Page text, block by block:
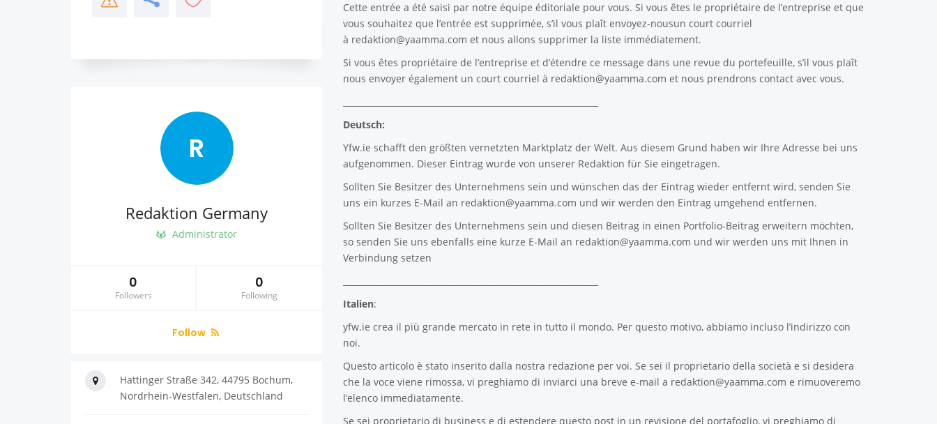
Cette entrée a été saisi par notre équipe éditoriale pour vous. Si vous êtes le propriétaire de l’entreprise et que
vous souhaitez que l’entrée est supprimée, s’il vous plaît envoyez-nousun court courriel
à redaktion@yaamma.com et nous allons supprimer la liste immédiatement.
Si vous êtes propriétaire de l’entreprise et d’étendre ce message dans une revue du portefeuille, s’il vous plaît
nous envoyer également un court courriel à redaktion@yaamma.com et nous prendrons contact avec vous.
Deutsch:
Yfw.ie schafft den größten vernetzten Marktplatz der Welt. Aus diesem Grund haben wir Ihre Adresse bei uns
aufgenommen. Dieser Eintrag wurde von unserer Redaktion für Sie eingetragen.
Sollten Sie Besitzer des Unternehmens sein und wünschen das der Eintrag wieder entfernt wird, senden Sie
uns ein kurzes E-Mail an redaktion@yaamma.com und wir werden den Eintrag umgehend entfernen.
Sollten Sie Besitzer des Unternehmens sein und diesen Beitrag in einen Portfolio-Beitrag erweitern möchten,
so senden Sie uns ebenfalls eine kurze E-Mail an redaktion@yaamma.com und wir werden uns mit Ihnen in
Verbindung setzen
Italien:
yfw.ie crea il più grande mercato in rete in tutto il mondo. Per questo motivo, abbiamo incluso l’indirizzo con
noi.
Questo articolo è stato inserito dalla nostra redazione per voi. Se sei il proprietario della società e si desidera
che la voce viene rimossa, vi preghiamo di inviarci una breve e-mail a redaktion@yaamma.com e rimuoveremo
l’elenco immediatamente.
Se sei proprietario di business e di estendere questo post in un revisione del portafoglio, vi preghiamo di
R
Redaktion Germany
Administrator
0
Followers
0
Following
Follow
Hattinger Straße 342, 44795 Bochum,
Nordrhein-Westfalen, Deutschland